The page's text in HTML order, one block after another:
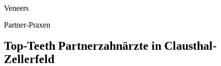
Veneers
Partner-Praxen
Top-Teeth Partnerzahnärzte in Clausthal-
Zellerfeld